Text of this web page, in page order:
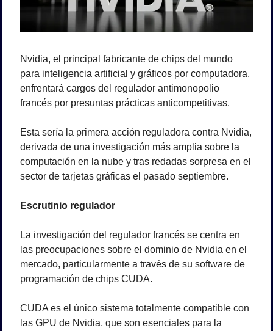
Nvidia, el principal fabricante de chips del mundo
para inteligencia artificial y gráficos por computadora,
enfrentará cargos del regulador antimonopolio
francés por presuntas prácticas anticompetitivas.
Esta sería la primera acción reguladora contra Nvidia,
derivada de una investigación más amplia sobre la
computación en la nube y tras redadas sorpresa en el
sector de tarjetas gráficas el pasado septiembre.
Escrutinio regulador
La investigación del regulador francés se centra en
las preocupaciones sobre el dominio de Nvidia en el
mercado, particularmente a través de su software de
programación de chips CUDA.
CUDA es el único sistema totalmente compatible con
las GPU de Nvidia, que son esenciales para la